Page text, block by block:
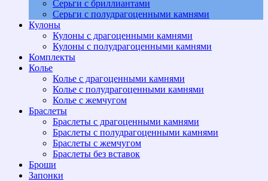
Серьги с бриллиантами
Cерьги с полудрагоценными камнями
Кулоны
Кулоны с драгоценными камнями
Кулоны с полудрагоценными камнями
Комплекты
Колье
Колье с драгоценными камнями
Колье с полудрагоценными камнями
Колье с жемчугом
Браслеты
Браслеты с драгоценными камнями
Браслеты с полудрагоценными камнями
Браслеты с жемчугом
Браслеты без вставок
Броши
Запонки